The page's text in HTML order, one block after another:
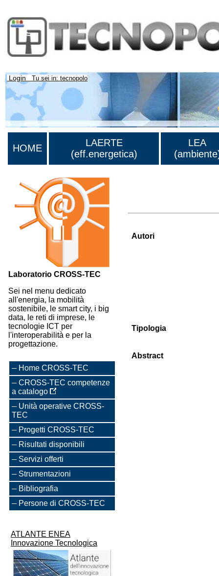
Login Tu sei in: tecnopolo
HOME
LAERTE
(eff.energetica)
LEA
Laboratorio CROSS-TEC
Sei nel menu dedicato
all'energia, la mobilità
sostenibile, le smart city, i big
data, le reti di imprese, le
tecnologie ICT per
l'interoperabilità e per la
progettazione.
Home CROSS-TEC
CROSS-TEC competenze
a catalogo
Unità operative CROSS-
TEC
Progetti CROSS-TEC
Risultati disponibili
Servizi offerti
Strumentazioni
Bibliografia
Persone di CROSS-TEC
ATLANTE ENEA
Innovazione Tecnologica
Autori
Tipologia
Abstract